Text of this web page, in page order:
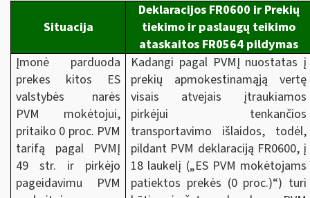
Situacija
Deklaracijos FR0600 ir Prekių
tiekimo ir paslaugų teikimo
ataskaitos FR0564 pildymas
Įmonė parduoda
prekes kitos ES
valstybės narės
PVM mokėtojui,
pritaiko 0 proc. PVM
tarifą pagal PVMĮ
49 str. ir pirkėjo
pageidavimu PVM
Kadangi pagal PVMĮ nuostatas į
prekių apmokestinamąją vertę
visais atvejais įtraukiamos
pirkėjui tenkančios
transportavimo išlaidos, todėl,
pildant PVM deklaraciją FR0600, į
18 laukelį („ES PVM mokėtojams
patiektos prekės (0 proc.)“) turi